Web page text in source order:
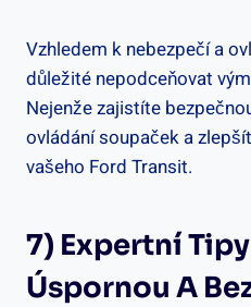
Vzhledem k nebezpečí a
důležité nepodceňovat
Nejenže zajistíte
ovládání ⁢soupaček ​a
vašeho ⁣Ford Transit.
7) Expertní
Úspornou A